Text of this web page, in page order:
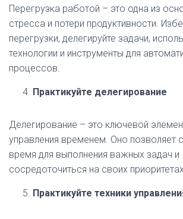
Перегрузка работой – это одна из
стресса и потери продуктивности.
перегрузки, делегируйте задачи,
технологии и инструменты для
процессов.
Практикуйте делегирование
Делегирование – это ключевой
управления временем. Оно позволяет
время для выполнения важных задач и
сосредоточиться на своих
Практикуйте техники